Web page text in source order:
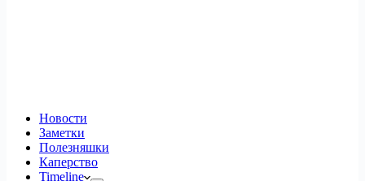
Новости
Заметки
Полезняшки
Каперство
Timeline